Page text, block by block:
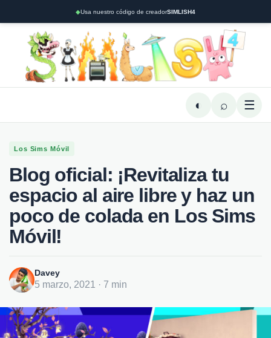
◆Usa nuestro código de creadorSIMLISH4
◐ ⌕ ☰
Los Sims Móvil
Blog oficial: ¡Revitaliza tu
espacio al aire libre y haz un
poco de colada en Los Sims
Móvil!
Davey
5 marzo, 2021 · 7 min